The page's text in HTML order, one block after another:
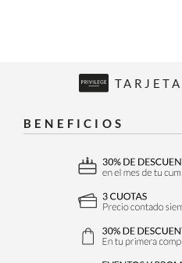
BENEFICIOS